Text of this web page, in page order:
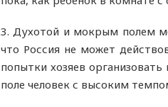
3. Духотой и мокрым полем
что Россия не может
попытки хозяев
поле человек с высоким